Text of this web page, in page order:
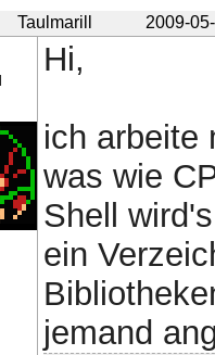
Taulmarill 2009-
Hi,
ich arbeite
was wie
Shell
ein
jemand